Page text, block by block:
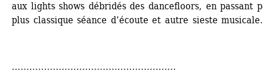
aux lights shows débridés des dancefloors, en passant
plus classique séance d’écoute et autre sieste musicale.
........................................................